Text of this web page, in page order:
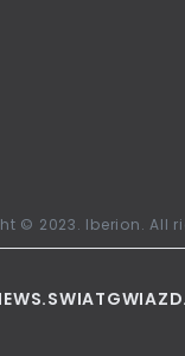
© 2023. Iberion. All